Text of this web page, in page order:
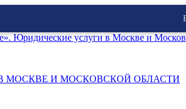
МОСКВЕ И МОСКОВСКОЙ ОБЛАСТИ